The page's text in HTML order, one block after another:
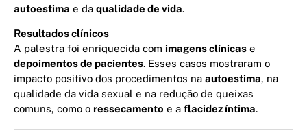
autoestima e da qualidade de vida.
Resultados clínicos
A palestra foi enriquecida com imagens clínicas e
depoimentos de pacientes. Esses casos mostraram o
impacto positivo dos procedimentos na autoestima, na
qualidade da vida sexual e na redução de queixas
comuns, como o ressecamento e a flacidez íntima.